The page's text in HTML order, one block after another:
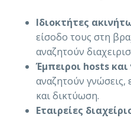
Ιδιοκτήτες
είσοδο τους στη
αναζητούν
Έμπειροι hosts
αναζητούν
και δικτύωση.
Εταιρείες